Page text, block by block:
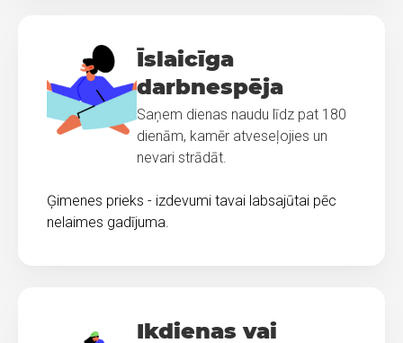
Īslaicīga
darbnespēja
Saņem dienas naudu līdz pat 180
dienām, kamēr atveseļojies un
nevari strādāt.
Ģimenes prieks - izdevumi tavai labsajūtai pēc
nelaimes gadījuma.
Ikdienas vai